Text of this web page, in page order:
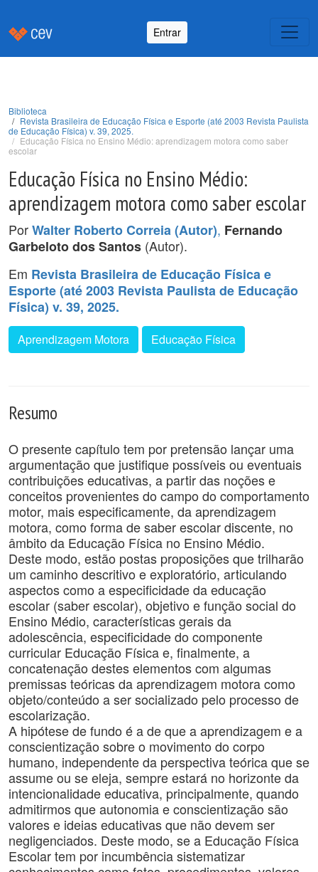
Entrar
Biblioteca
Revista Brasileira de Educação Física e Esporte (até 2003 Revista Paulista
de Educação Física) v. 39, 2025.
Educação Física no Ensino Médio: aprendizagem motora como saber
escolar
Educação Física no Ensino Médio:
aprendizagem motora como saber escolar
PorWalter Roberto Correia (Autor), Fernando
Garbeloto dos Santos (Autor).
Em Revista Brasileira de Educação Física e
Esporte (até 2003 Revista Paulista de Educação
Física) v. 39, 2025.
Aprendizagem Motora Educação Física
Resumo
O presente capítulo tem por pretensão lançar uma
argumentação que justifique possíveis ou eventuais
contribuições educativas, a partir das noções e
conceitos provenientes do campo do comportamento
motor, mais especificamente, da aprendizagem
motora, como forma de saber escolar discente, no
âmbito da Educação Física no Ensino Médio.
Deste modo, estão postas proposições que trilharão
um caminho descritivo e exploratório, articulando
aspectos como a especificidade da educação
escolar (saber escolar), objetivo e função social do
Ensino Médio, características gerais da
adolescência, especificidade do componente
curricular Educação Física e, finalmente, a
concatenação destes elementos com algumas
premissas teóricas da aprendizagem motora como
objeto/conteúdo a ser socializado pelo processo de
escolarização.
A hipótese de fundo é a de que a aprendizagem e a
conscientização sobre o movimento do corpo
humano, independente da perspectiva teórica que se
assume ou se eleja, sempre estará no horizonte da
intencionalidade educativa, principalmente, quando
admitirmos que autonomia e conscientização são
valores e ideias educativas que não devem ser
negligenciados. Deste modo, se a Educação Física
Escolar tem por incumbência sistematizar